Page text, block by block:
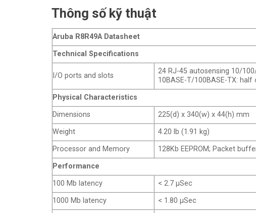
Thông số kỹ thuật
Aruba R8R49A Datasheet
Technical Specifications
I/O ports and slots
24 RJ-45 autosensing 10/100/
10BASE-T/100BASE-TX:
Physical Characteristics
Dimensions
225(d) x 340(w) x 44(h) mm
Weight
4.20 lb (1.91 kg)
Processor and Memory
128Kb EEPROM; Packet
Performance
100 Mb latency
< 2.7 µSec
1000 Mb latency
< 1.80 µSec